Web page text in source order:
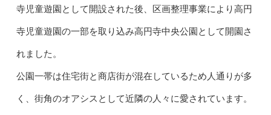
寺児童遊園として開設された後、区画整理事業により高円
寺児童遊園の一部を取り込み高円寺中央公園として開園さ
れました。
公園一帯は住宅街と商店街が混在しているため人通りが多
く、街角のオアシスとして近隣の人々に愛されています。